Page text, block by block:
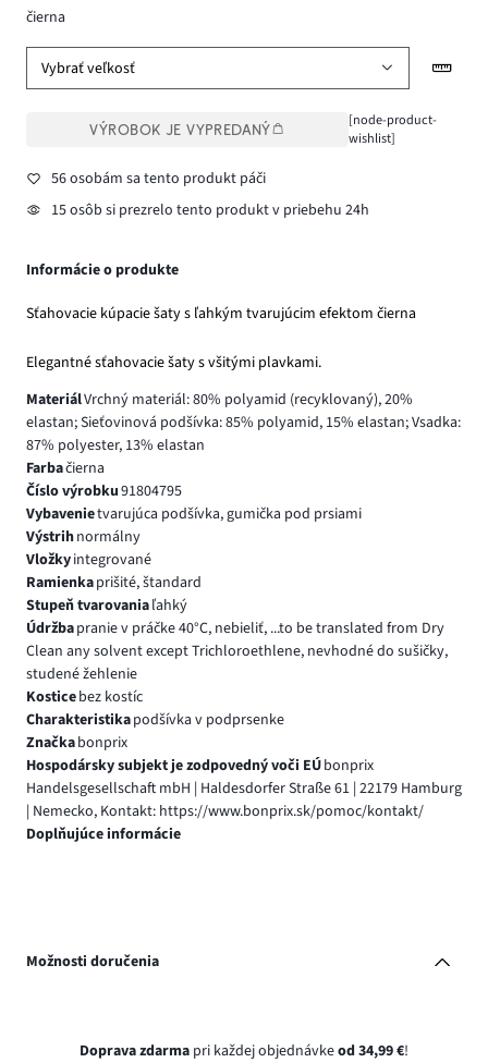
čierna
Vybrať veľkosť
VÝROBOK JE VYPREDANÝ
[node-product-
wishlist]
56 osobám sa tento produkt páči
15 osôb si prezrelo tento produkt v priebehu 24h
Informácie o produkte
Sťahovacie kúpacie šaty s ľahkým tvarujúcim efektom čierna
Elegantné sťahovacie šaty s všitými plavkami.
MateriálVrchný materiál: 80% polyamid (recyklovaný), 20%
elastan; Sieťovinová podšívka: 85% polyamid, 15% elastan; Vsadka:
87% polyester, 13% elastan
Farbačierna
Číslo výrobku91804795
Vybavenietvarujúca podšívka, gumička pod prsiami
Výstrihnormálny
Vložkyintegrované
Ramienkaprišité, štandard
Stupeň tvarovaniaľahký
Údržbapranie v práčke 40°C, nebieliť, ...to be translated from Dry
Clean any solvent except Trichloroethlene, nevhodné do sušičky,
studené žehlenie
Kosticebez kostíc
Charakteristikapodšívka v podprsenke
Značkabonprix
Hospodársky subjekt je zodpovedný voči EÚbonprix
Handelsgesellschaft mbH | Haldesdorfer Straße 61 | 22179 Hamburg
| Nemecko, Kontakt: https://www.bonprix.sk/pomoc/kontakt/
Doplňujúce informácie
Možnosti doručenia
Doprava zdarma pri každej objednávkeod 34,99 €!